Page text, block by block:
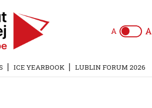
A A
ICE YEARBOOK LUBLIN FORUM 2026